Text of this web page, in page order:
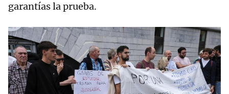
garantías la prueba.